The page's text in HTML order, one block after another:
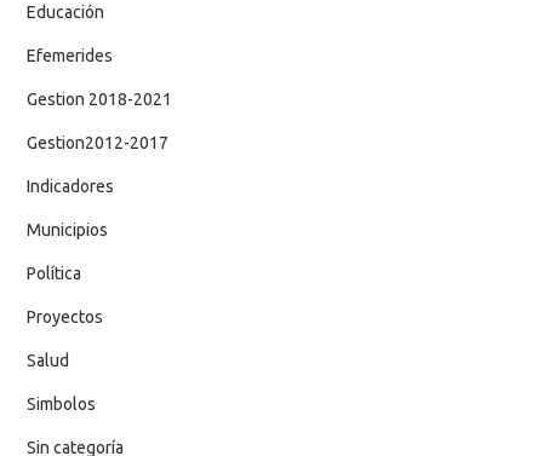
Educación
Efemerides
Gestion 2018-2021
Gestion2012-2017
Indicadores
Municipios
Política
Proyectos
Salud
Simbolos
Sin categoría